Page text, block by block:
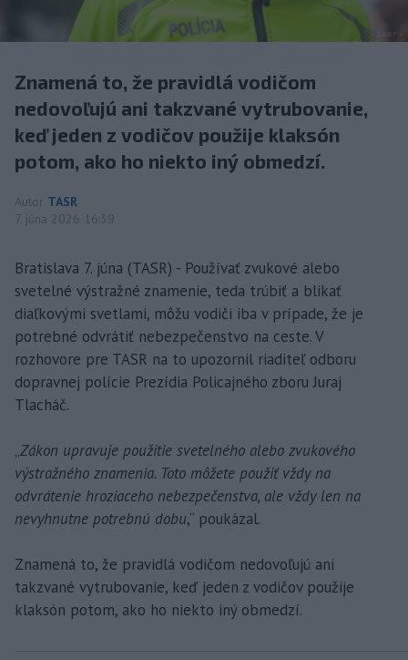
Znamená to, že pravidlá vodičom
nedovoľujú ani takzvané vytrubovanie,
keď jeden z vodičov použije klaksón
potom, ako ho niekto iný obmedzí.
Autor TASR
7. júna 2026 16:39
Bratislava 7. júna (TASR) - Používať zvukové alebo
svetelné výstražné znamenie, teda trúbiť a blikať
diaľkovými svetlami, môžu vodiči iba v prípade, že je
potrebné odvrátiť nebezpečenstvo na ceste. V
rozhovore pre TASR na to upozornil riaditeľ odboru
dopravnej polície Prezídia Policajného zboru Juraj
Tlacháč.
„Zákon upravuje použitie svetelného alebo zvukového
výstražného znamenia. Toto môžete použiť vždy na
odvrátenie hroziaceho nebezpečenstva, ale vždy len na
nevyhnutne potrebnú dobu,“ poukázal.
Znamená to, že pravidlá vodičom nedovoľujú ani
takzvané vytrubovanie, keď jeden z vodičov použije
klaksón potom, ako ho niekto iný obmedzí.